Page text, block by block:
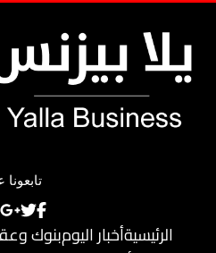
الرئيسيةأخبار اليومبنوك